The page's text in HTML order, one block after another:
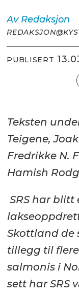
Av Redaksjon
PUBLISERT
Teksten
Teigene,
Fredrikke N.
Hamish
SRS har
Skottland de
tillegg til
salmonis i
sett har SRS